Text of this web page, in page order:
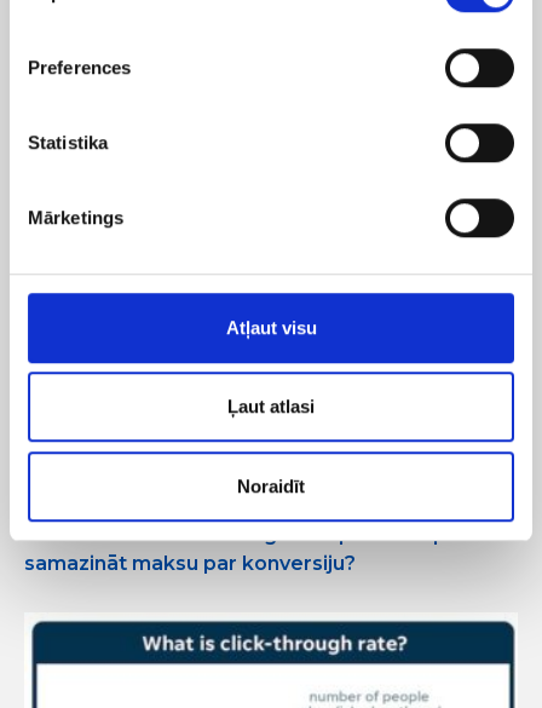
Preferences
Statistika
Mārketings
Atļaut visu
Ļaut atlasi
Noraidīt
Līdzīgi raksti
Bloga raksti par Google reklāmu
Kā ar broad match atslēgvārdu palīdzību par 55%
samazināt maksu par konversiju?